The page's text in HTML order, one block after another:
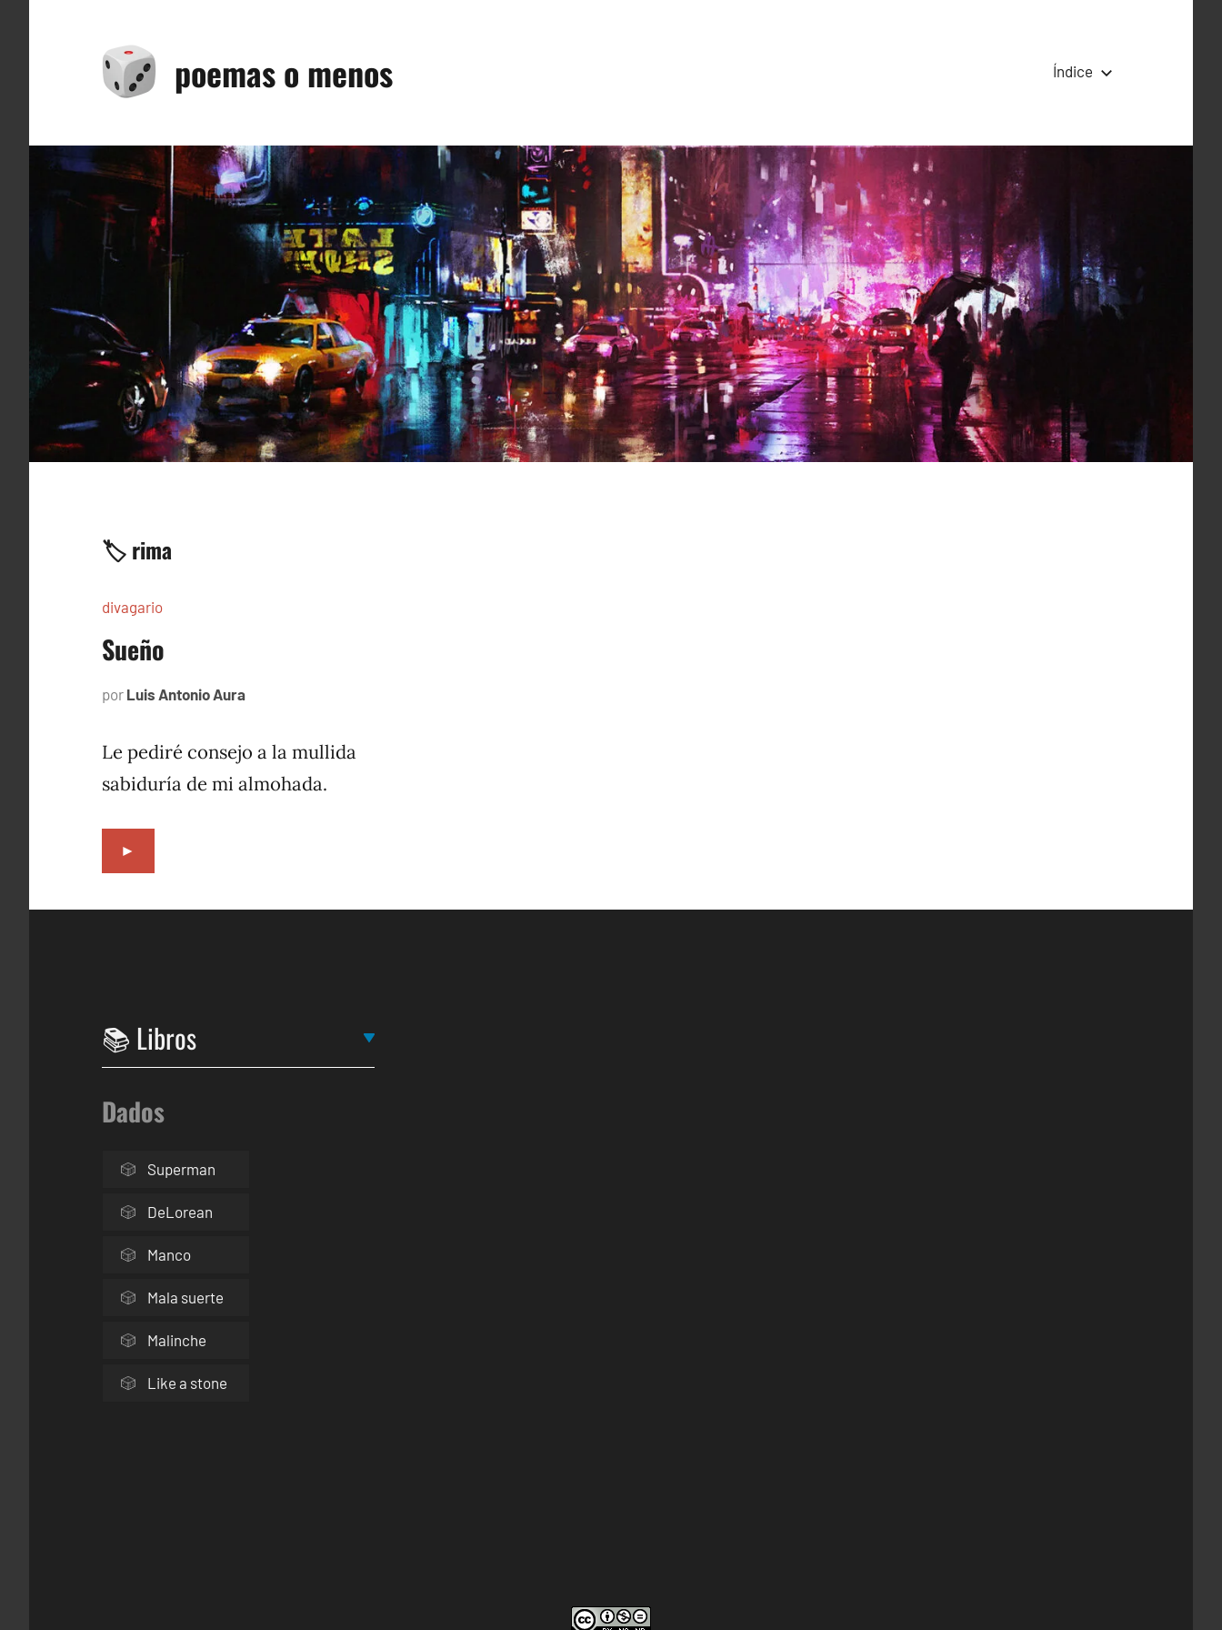
poemas o menos Índice
🏷️ rima
divagario
Sueño
por Luis Antonio Aura
1996
Le pediré consejo a la mullida
sabiduría de mi almohada.
►
Dados
Superman
DeLorean
Manco
Mala suerte
Malinche
Like a stone